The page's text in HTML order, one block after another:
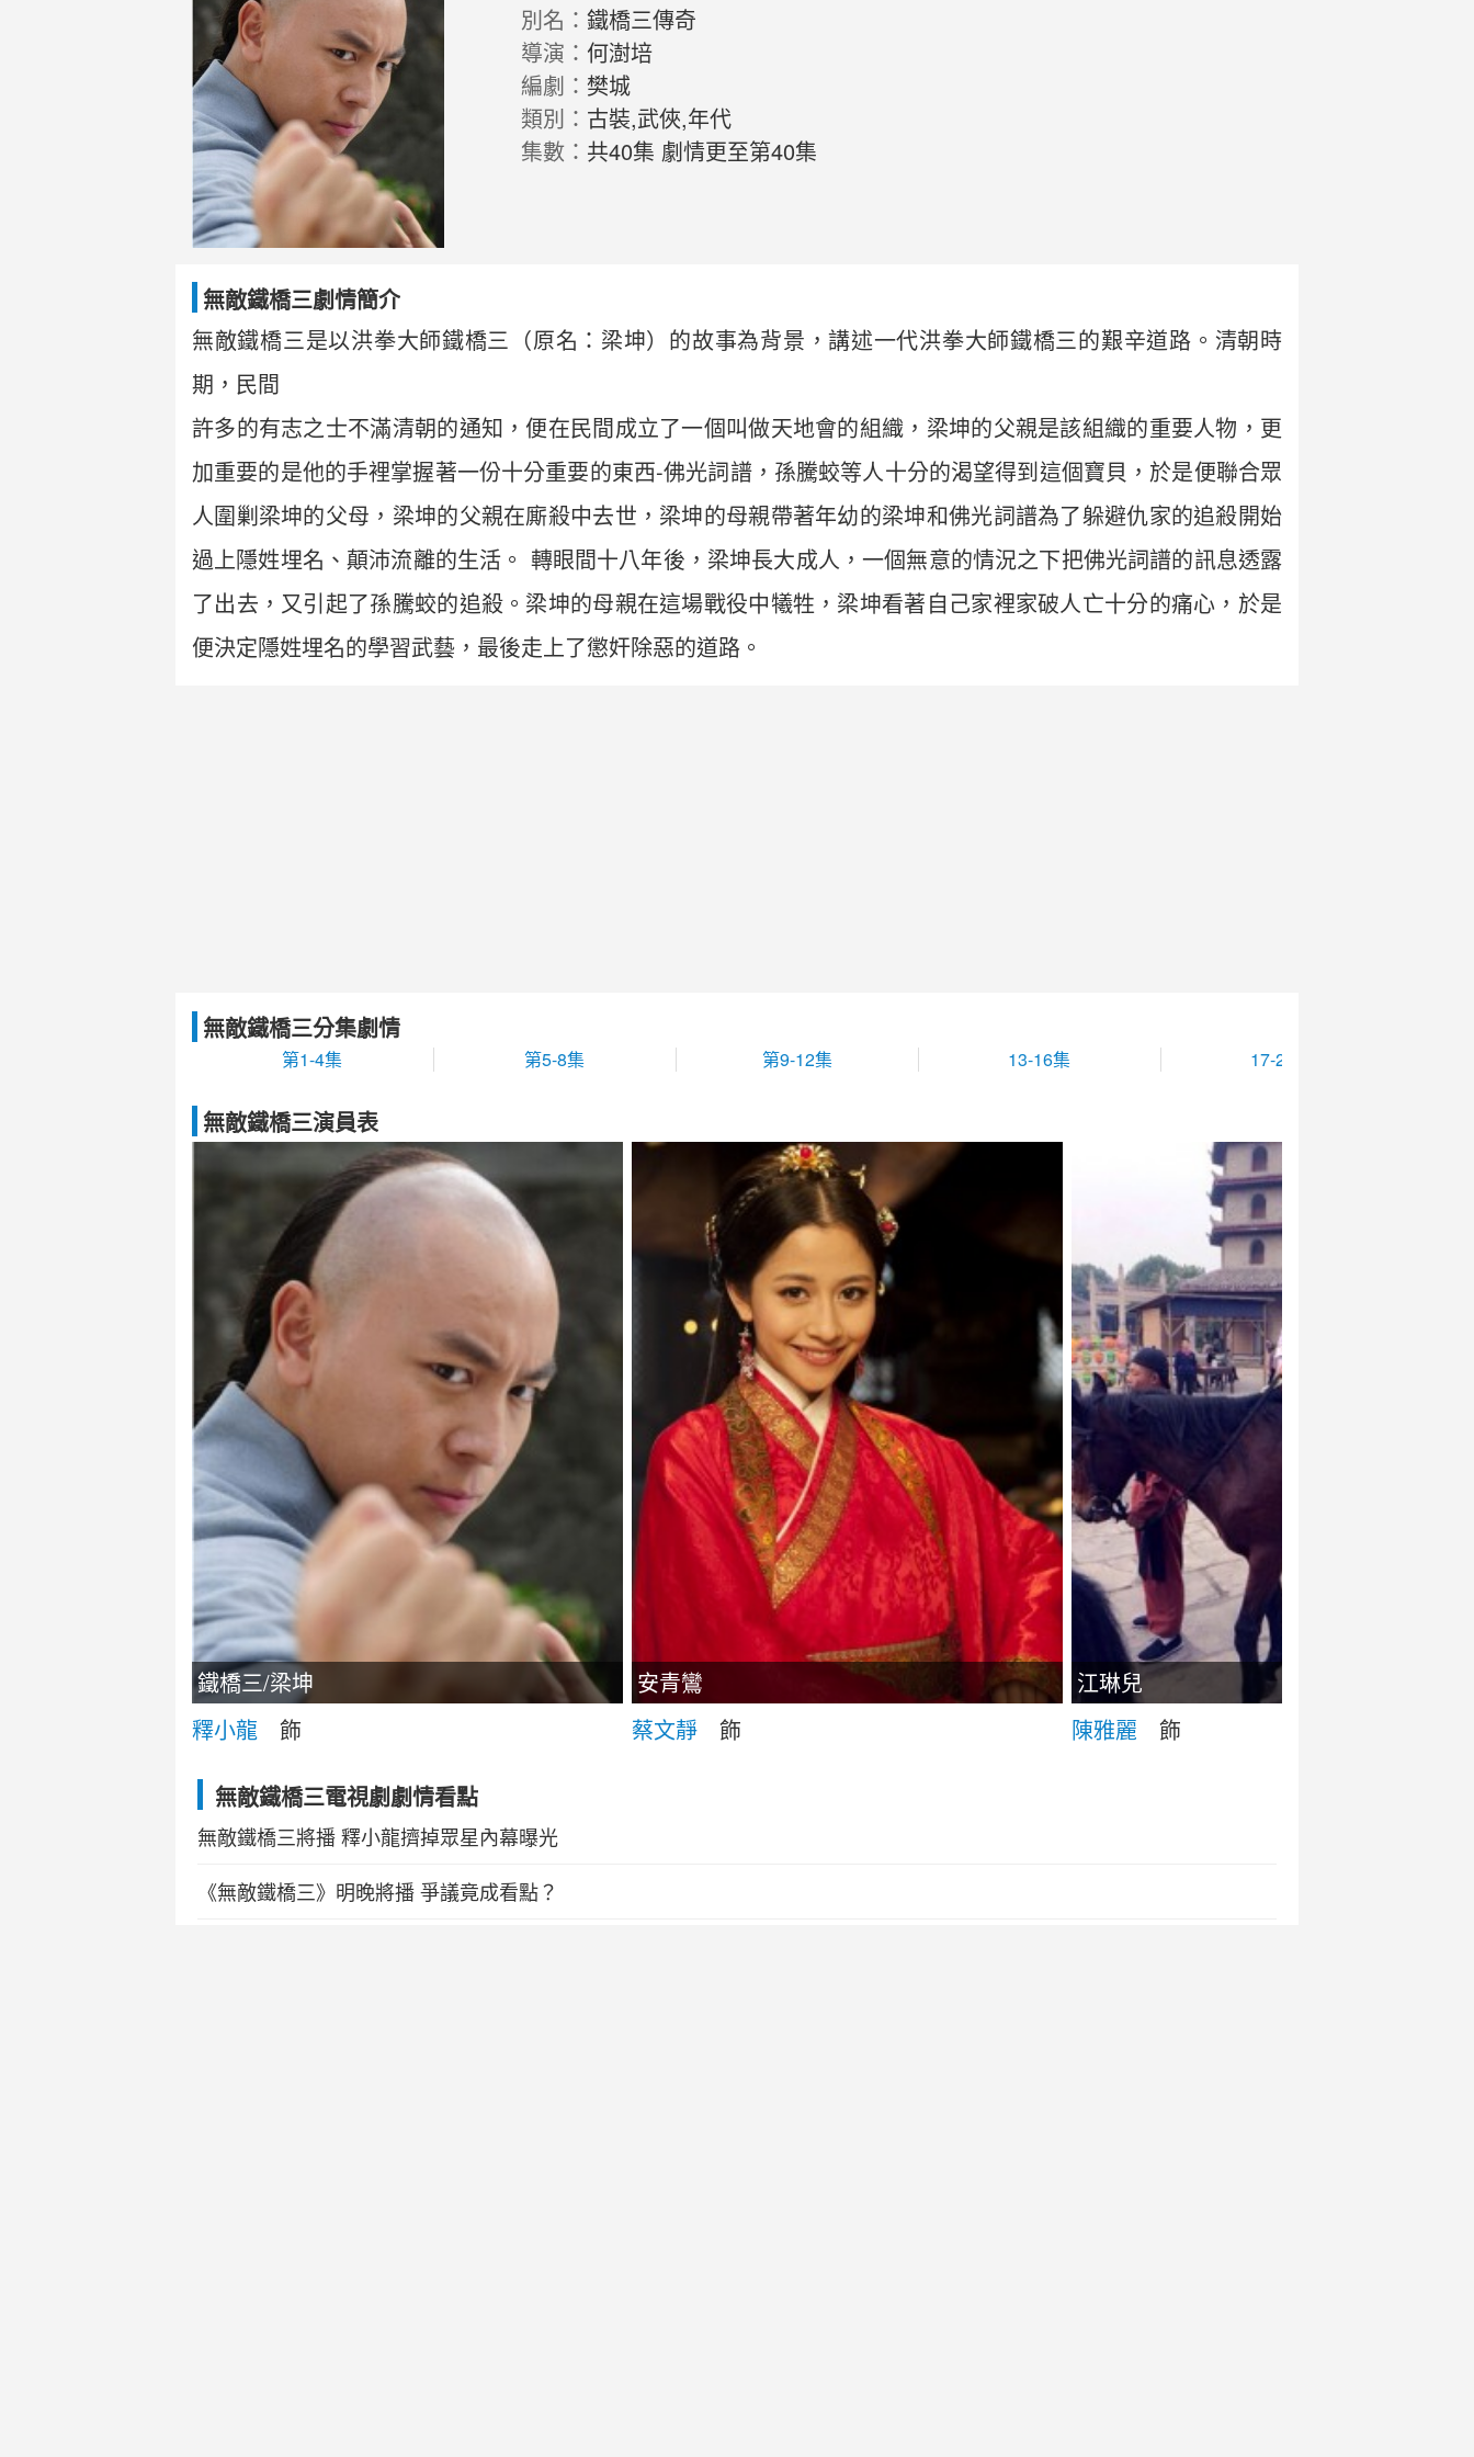
別名： 鐵橋三傳奇
導演： 何澍培
編劇： 樊城
類別： 古裝,武俠,年代
集數： 共40集 劇情更至第40集
無敵鐵橋三劇情簡介
無敵鐵橋三是以洪拳大師鐵橋三（原名：梁坤）的故事為背景，講述一代洪拳大師鐵橋三的艱辛道路。清朝時
期，民間
許多的有志之士不滿清朝的通知，便在民間成立了一個叫做天地會的組織，梁坤的父親是該組織的重要人物，更
加重要的是他的手裡掌握著一份十分重要的東西-佛光詞譜，孫騰蛟等人十分的渴望得到這個寶貝，於是便聯合眾
人圍剿梁坤的父母，梁坤的父親在廝殺中去世，梁坤的母親帶著年幼的梁坤和佛光詞譜為了躲避仇家的追殺開始
過上隱姓埋名、顛沛流離的生活。 轉眼間十八年後，梁坤長大成人，一個無意的情況之下把佛光詞譜的訊息透露
了出去，又引起了孫騰蛟的追殺。梁坤的母親在這場戰役中犧牲，梁坤看著自己家裡家破人亡十分的痛心，於是
便決定隱姓埋名的學習武藝，最後走上了懲奸除惡的道路。
無敵鐵橋三分集劇情
第1-4集 第5-8集 第9-12集 13-16集 17-20集
無敵鐵橋三演員表
鐵橋三/梁坤
釋小龍
飾
安青鸞
蔡文靜
飾
江琳兒
陳雅麗
飾
無敵鐵橋三電視劇劇情看點
無敵鐵橋三將播 釋小龍擠掉眾星內幕曝光
《無敵鐵橋三》明晚將播 爭議竟成看點？